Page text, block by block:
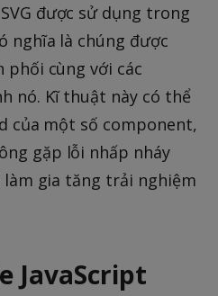
được sử dụng trong
nghĩa là chúng được
phối cùng với các
nó. Kĩ thuật này có thể
của một số component,
gặp lỗi nhấp nháy
gia tăng trải nghiệm
JavaScript